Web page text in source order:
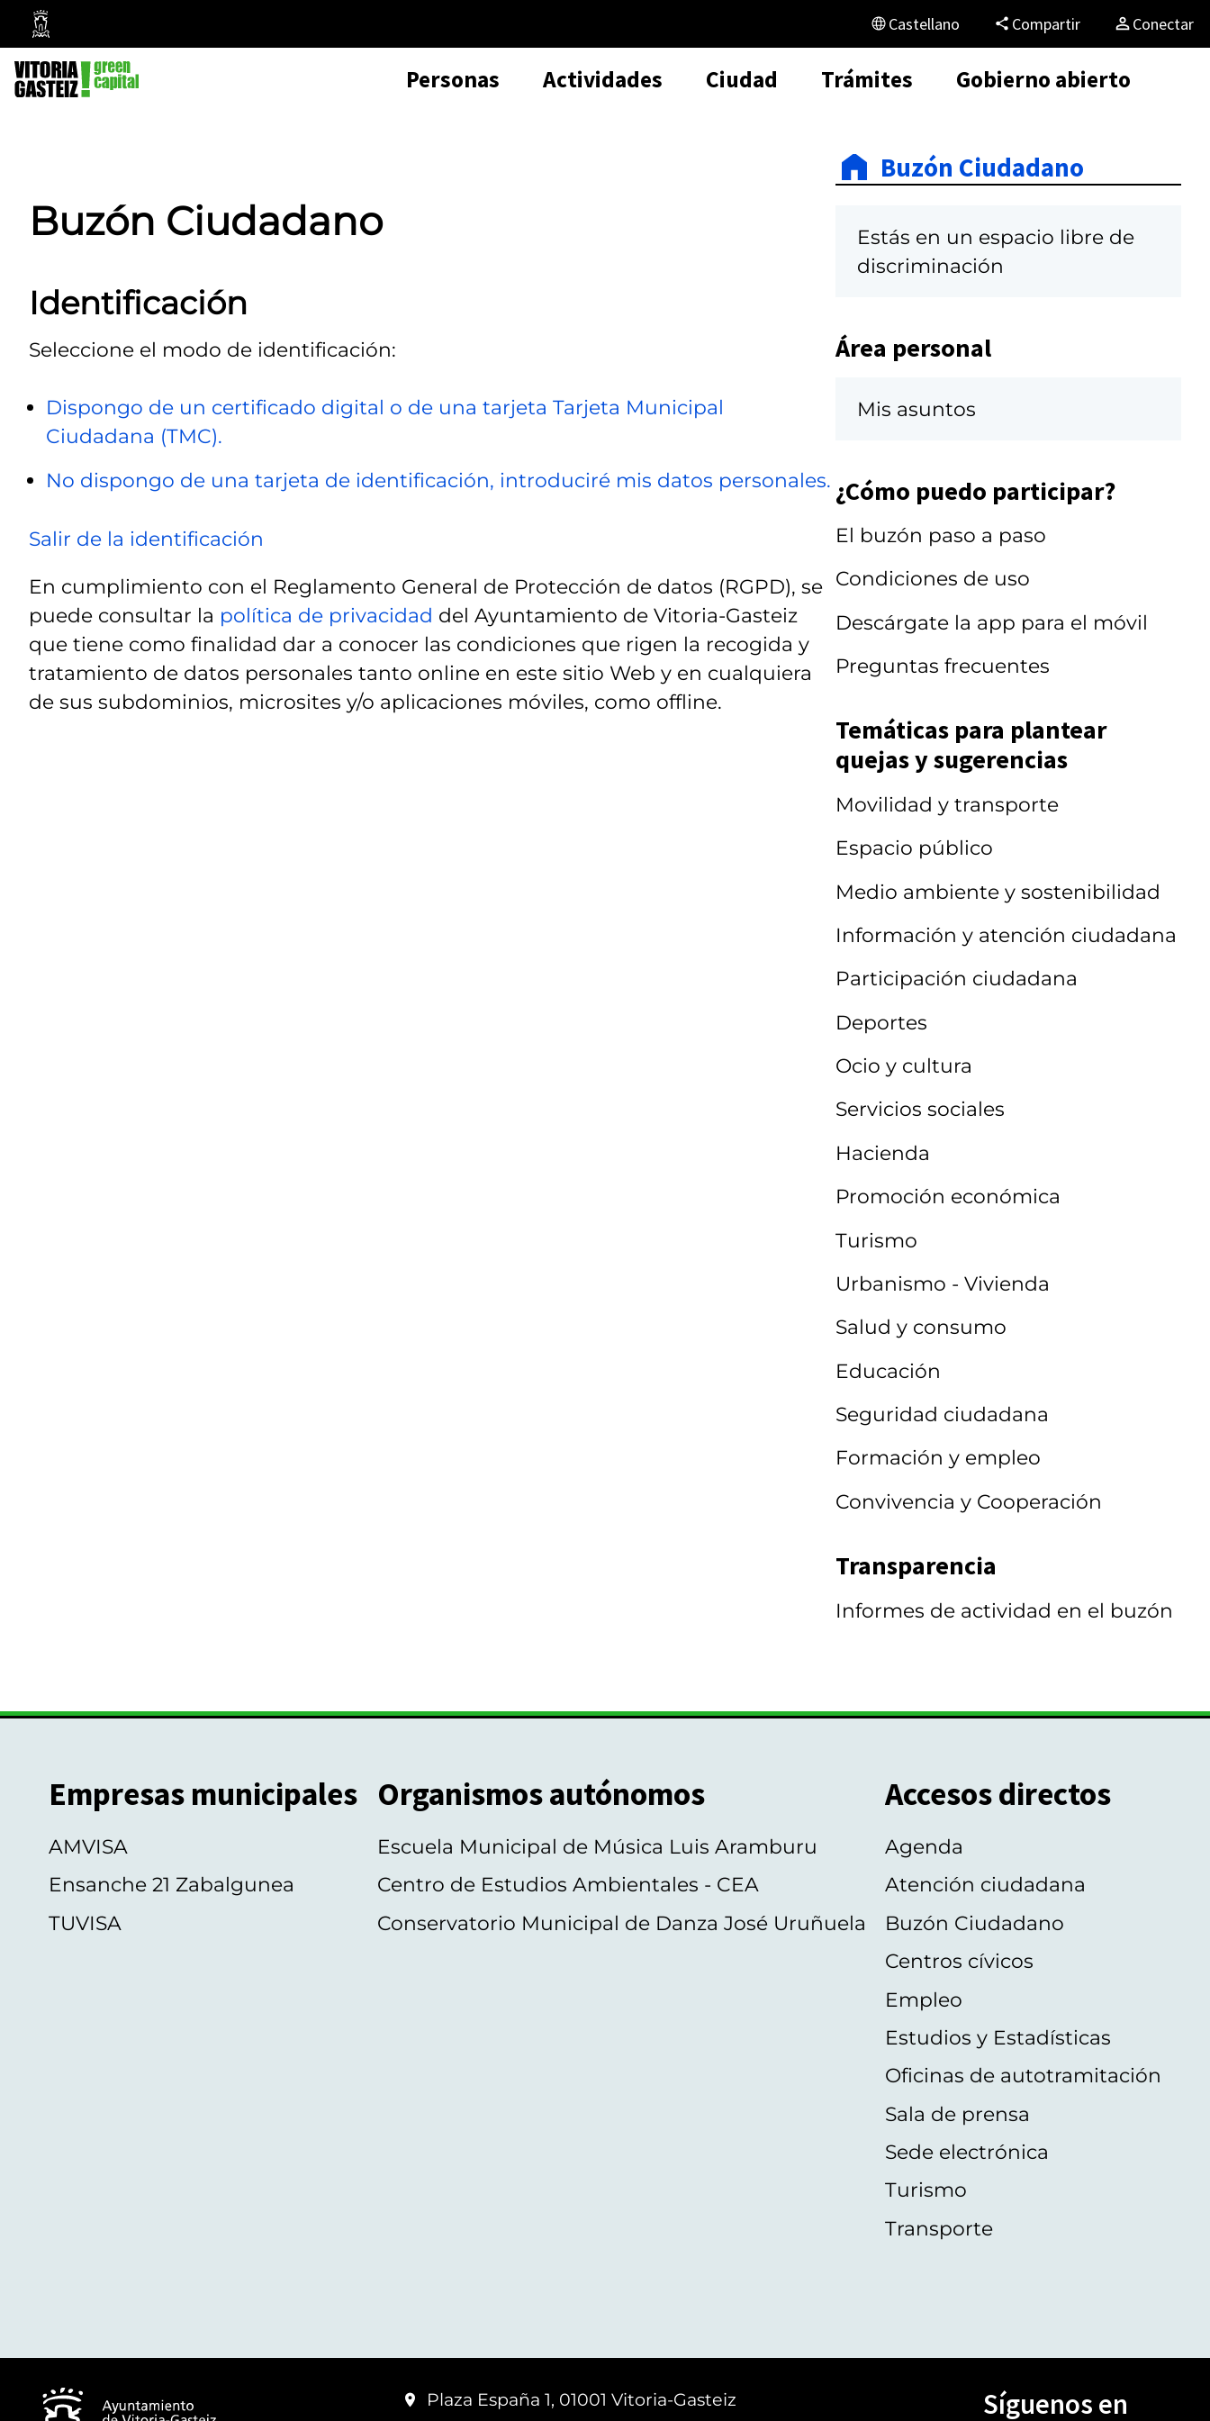
Ayuntamiento
Vitoria-
Gasteiz
Castellano Compartir Conectar
Personas Actividades Ciudad Trámites Gobierno abierto
Buzón Ciudadano
Identificación
Seleccione el modo de identificación:
Dispongo de un certificado digital o de una tarjeta Tarjeta Municipal
Ciudadana (TMC).
No dispongo de una tarjeta de identificación, introduciré mis datos personales.
Salir de la identificación
En cumplimiento con el Reglamento General de Protección de datos (RGPD), se
puede consultar la política de privacidad del Ayuntamiento de Vitoria-Gasteiz
que tiene como finalidad dar a conocer las condiciones que rigen la recogida y
tratamiento de datos personales tanto online en este sitio Web y en cualquiera
de sus subdominios, microsites y/o aplicaciones móviles, como offline.
Buzón Ciudadano
Estás en un espacio libre de
discriminación
Área personal
Mis asuntos
¿Cómo puedo participar?
El buzón paso a paso
Condiciones de uso
Descárgate la app para el móvil
Preguntas frecuentes
Temáticas para plantear
quejas y sugerencias
Movilidad y transporte
Espacio público
Medio ambiente y sostenibilidad
Información y atención ciudadana
Participación ciudadana
Deportes
Ocio y cultura
Servicios sociales
Hacienda
Promoción económica
Turismo
Urbanismo - Vivienda
Salud y consumo
Educación
Seguridad ciudadana
Formación y empleo
Convivencia y Cooperación
Transparencia
Informes de actividad en el buzón
Empresas municipales
AMVISA
Ensanche 21 Zabalgunea
TUVISA
Organismos autónomos
Escuela Municipal de Música Luis Aramburu
Centro de Estudios Ambientales - CEA
Conservatorio Municipal de Danza José Uruñuela
Accesos directos
Agenda
Atención ciudadana
Buzón Ciudadano
Centros cívicos
Empleo
Estudios y Estadísticas
Oficinas de autotramitación
Sala de prensa
Sede electrónica
Turismo
Transporte
Plaza España 1, 01001 Vitoria-Gasteiz Síguenos en